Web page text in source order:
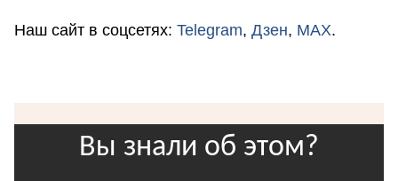
Наш сайт в соцсетях: Telegram, Дзен, MAX.